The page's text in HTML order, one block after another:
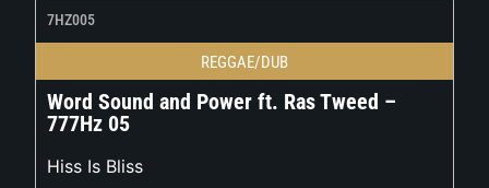
7HZ005
REGGAE/DUB
Word Sound and Power ft. Ras Tweed –
777Hz 05
Hiss Is Bliss